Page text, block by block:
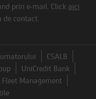
prin e-mail. Click aici
de contact.
CSALB
UniCredit Bank
Management